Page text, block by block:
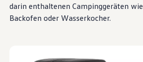
darin enthaltenen Campinggeräten wie
Backofen oder Wasserkocher.